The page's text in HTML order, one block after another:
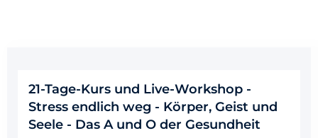
21-Tage-Kurs und Live-Workshop -
Stress endlich weg - Körper, Geist und
Seele - Das A und O der Gesundheit